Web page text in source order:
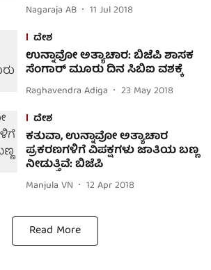
Nagaraja AB
11 Jul 2018
ದೇಶ
ಉನ್ನಾವೋ ಅತ್ಯಾಚಾರ: ಬಿಜೆಪಿ ಶಾಸಕ
ಸೆಂಗಾರ್ ಮೂರು ದಿನ ಸಿಬಿಐ ವಶಕ್ಕೆ
Raghavendra Adiga
23 May 2018
ದೇಶ
ಕತುವಾ, ಉನ್ನಾವೋ ಅತ್ಯಾಚಾರ
ಪ್ರಕರಣಗಳಿಗೆ ವಿಪಕ್ಷಗಳು ಜಾತಿಯ ಬಣ್ಣ
ನೀಡುತ್ತಿವೆ: ಬಿಜೆಪಿ
Manjula VN 12 Apr 2018
Read More